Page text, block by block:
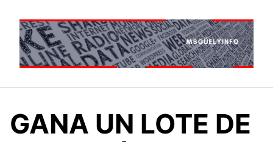
contenido
GANA UN LOTE DE